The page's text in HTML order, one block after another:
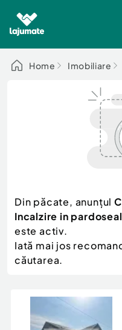
Alege categoria
Auto, moto si
Electronice si
Mama si copilul
Moda si frumusete
Sport, timp liber, arta
Agro si Industrie
Animale de companie
Afaceri și
Auto, moto si
Scutere - ATV - UTV
Autoutilitare
Ambarcatiuni
Camioane - Rulote -
Motociclete
Piese auto si accesorii
Dacia Duster
Home Imobiliare
Din păcate, anunțul
Incalzire in
este activ.
Iată mai jos
căutarea.